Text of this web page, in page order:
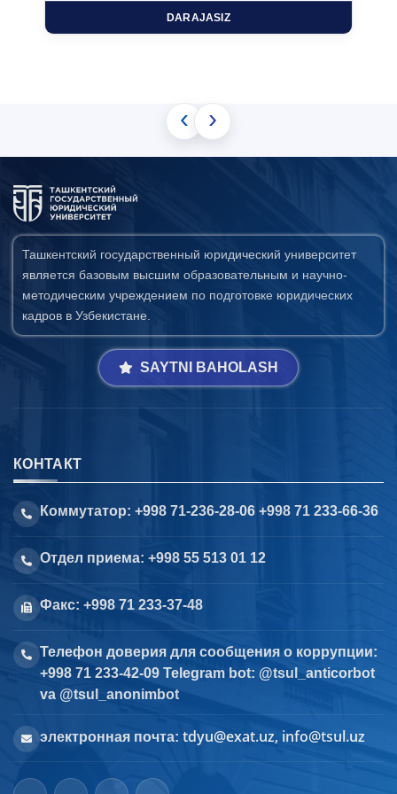
DARAJASIZ
‹ ›
Ташкентский государственный юридический университет
является базовым высшим образовательным и научно-
методическим учреждением по подготовке юридических
кадров в Узбекистане.
SAYTNI BAHOLASH
КОНТАКТ
Коммутатор: +998 71-236-28-06 +998 71 233-66-36
Отдел приема: +998 55 513 01 12
Факс: +998 71 233-37-48
Телефон доверия для сообщения о коррупции:
+998 71 233-42-09 Telegram bot: @tsul_anticorbot
va @tsul_anonimbot
электронная почта: tdyu@exat.uz, info@tsul.uz